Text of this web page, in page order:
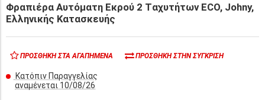
Φραπιέρα Αυτόματη Εκρού 2 Tαχυτήτων ECO, Johny,
Ελληνικής Κατασκευής
ΠΡΟΣΘΉΚΗ ΣΤΑ ΑΓΑΠΗΜΈΝΑ ΠΡΟΣΘΉΚΗ ΣΤΗΝ ΣΎΓΚΡΙΣΗ
Κατόπιν Παραγγελίας
αναμένεται 10/08/26